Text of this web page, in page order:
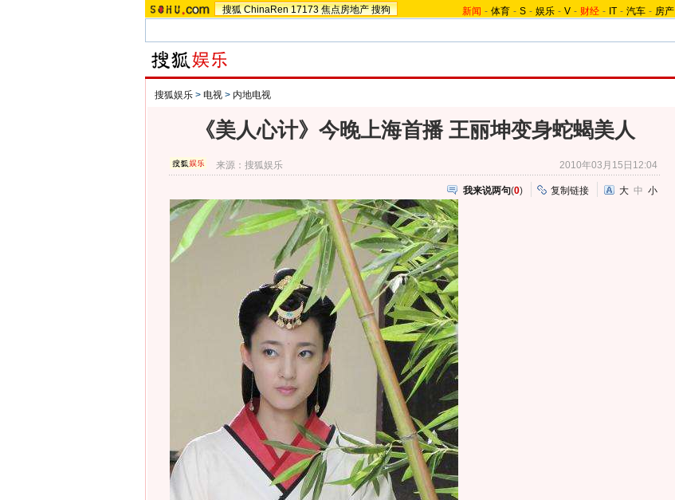
搜狐 ChinaRen 17173 焦点房地产 搜狗 新闻 - 体育 - S - 娱乐 - V - 财经 - IT - 汽车 - 房产
搜狐娱乐 > 电视 > 内地电视
《美人心计》今晚上海首播 王丽坤变身蛇蝎美人
来源：搜狐娱乐 2010年03月15日12:04
我来说两句(0) 复制链接 大 中 小